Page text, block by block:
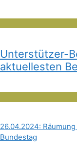
Unterstützer-
aktuellesten
26.04.2024:
Bundestag